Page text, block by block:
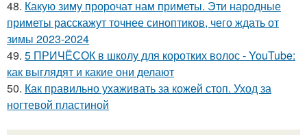
48. Какую зиму пророчат нам приметы. Эти народные
приметы расскажут точнее синоптиков, чего ждать от
зимы 2023-2024
49. 5 ПРИЧЁСОК в школу для коротких волос ‍- YouTube:
как выглядят и какие они делают
50. Как правильно ухаживать за кожей стоп. Уход за
ногтевой пластиной